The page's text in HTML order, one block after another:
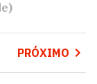
PRÓXIMO